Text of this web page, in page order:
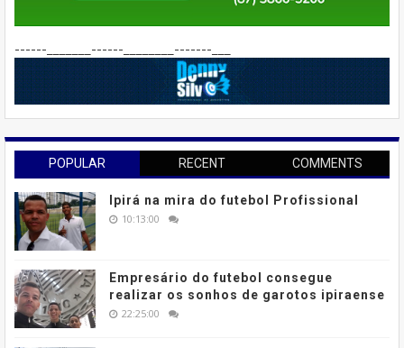
------_______------________-------___
POPULAR RECENT COMMENTS
Ipirá na mira do futebol Profissional
10:13:00
Empresário do futebol consegue
realizar os sonhos de garotos ipiraense
22:25:00